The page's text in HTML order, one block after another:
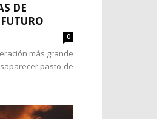
DE
0
más grande
pasto de